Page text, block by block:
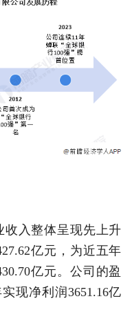
收入整体呈现先上升
亿元，为近五年
亿元。公司的盈
现净利润3651.16亿